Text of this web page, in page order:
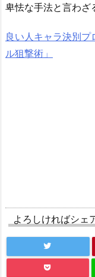
卑怯な手法と言わざ
良い人キャラ決別
ル狙撃術」
よろしければシェ